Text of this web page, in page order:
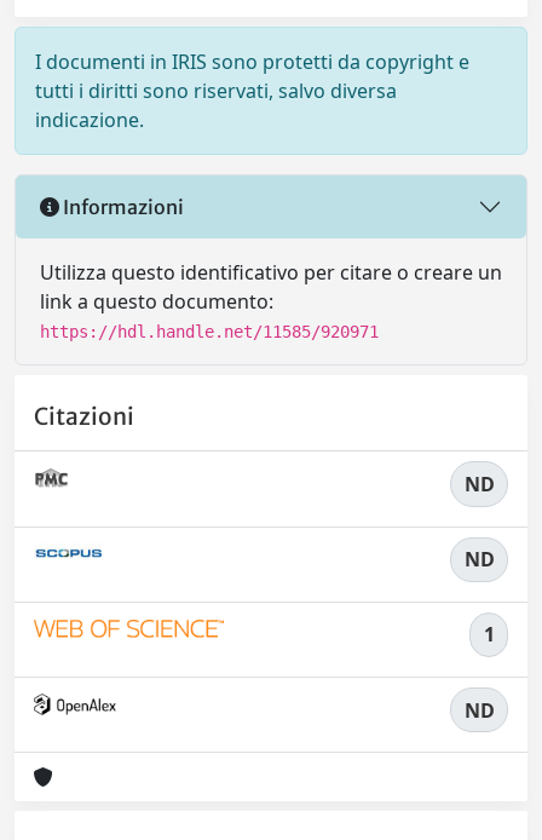
I documenti in IRIS sono protetti da copyright e
tutti i diritti sono riservati, salvo diversa
indicazione.
Informazioni
Utilizza questo identificativo per citare o creare un
link a questo documento:
https://hdl.handle.net/11585/920971
Citazioni
ND
ND
1
ND